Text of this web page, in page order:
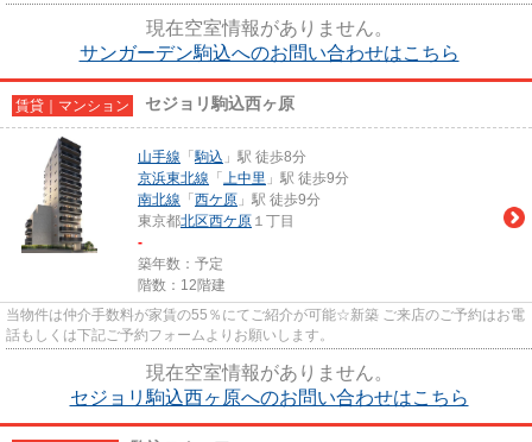
現在空室情報がありません。
サンガーデン駒込へのお問い合わせはこちら
賃貸｜マンション セジョリ駒込西ヶ原
山手線 「駒込 」駅 徒歩8分
京浜東北線 「 上中里 」駅 徒歩9分
南北線 「 西ケ原 」駅 徒歩9分
東京都北区西ケ原 １丁目
-
築年数：予定
階数：12階建
当物件は仲介手数料が家賃の55％にてご紹介が可能☆新築 ご来店のご予約はお電
話もしくは下記ご予約フォームよりお願いします。
現在空室情報がありません。
セジョリ駒込西ヶ原へのお問い合わせはこちら